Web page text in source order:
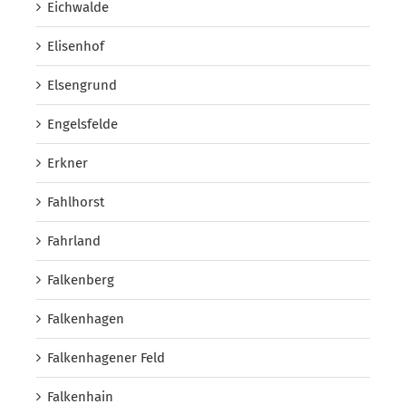
Eichwalde
Elisenhof
Elsengrund
Engelsfelde
Erkner
Fahlhorst
Fahrland
Falkenberg
Falkenhagen
Falkenhagener Feld
Falkenhain